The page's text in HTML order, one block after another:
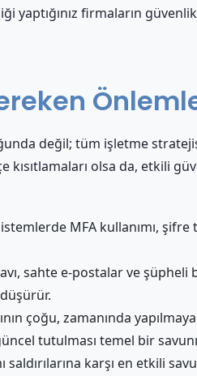
firmaların
değil; tüm işletme
olsa da, etkili
MFA kullanımı, şifre
avı, sahte e-postalar ve şüpheli
çoğu, zamanında
tutulması temel bir
saldırılarına karşı en etkili